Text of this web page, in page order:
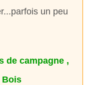
un peu
de campagne ,
Bois